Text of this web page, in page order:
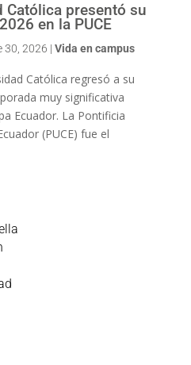
Católica presentó su
en la PUCE
30, 2026 | Vida en campus
Católica regresó a su
muy significativa
Ecuador. La Pontificia
(PUCE) fue el